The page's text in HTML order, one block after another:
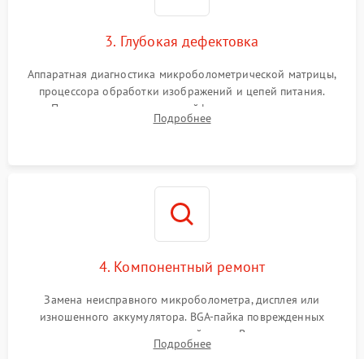
3. Глубокая дефектовка
Аппаратная диагностика микроболометрической матрицы,
процессора обработки изображений и цепей питания.
Проверка целостности шлейфов, модуля памяти и
интерфейсов связи. Выявление сгоревших SMD-компонентов
Подробнее
4. Компонентный ремонт
Замена неисправного микроболометра, дисплея или
изношенного аккумулятора. BGA-пайка поврежденных
контроллеров на материнской плате. Восстановление
разъемов и кнопок, замена поврежденных элементов
Подробнее